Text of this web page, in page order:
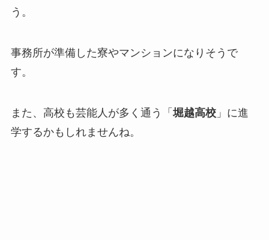
う。
事務所が準備した寮やマンションになりそうで
す。
また、高校も芸能人が多く通う「堀越高校」に進
学するかもしれませんね。